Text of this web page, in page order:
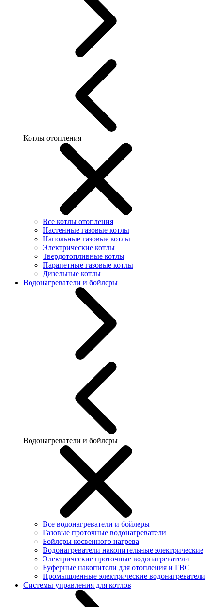
Котлы отопления
Все котлы отопления
Настенные газовые котлы
Напольные газовые котлы
Электрические котлы
Твердотопливные котлы
Парапетные газовые котлы
Дизельные котлы
Водонагреватели и бойлеры
Водонагреватели и бойлеры
Все водонагреватели и бойлеры
Газовые проточные водонагреватели
Бойлеры косвенного нагрева
Водонагреватели накопительные электрические
Электрические проточные водонагреватели
Буферные накопители для отопления и ГВС
Промышленные электрические водонагреватели
Системы управления для котлов